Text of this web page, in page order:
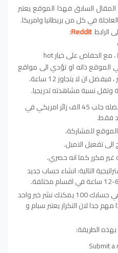
السابق فهذا الموقع يعتبر
الرابطReddit
:
الموقع ذاته او تؤدي الى مواقع
ان لا يتجاوز 12 ساعة.
وتقل نسبة مشاهدته تدريجيا.
هذا الموقع استطعت بمفضله جلب 45 الف زائر امريكي في
للمشاركة،
تفعيل الاميل.
غير مكرر كما انه حصري.
التالية: انشاء حساب جديد
عند تجاوز عدد link karma في حسابك 100 يمكنك نشر خبر واحد
جدا لان التكرار يعتبر سبام و
الطريقة: